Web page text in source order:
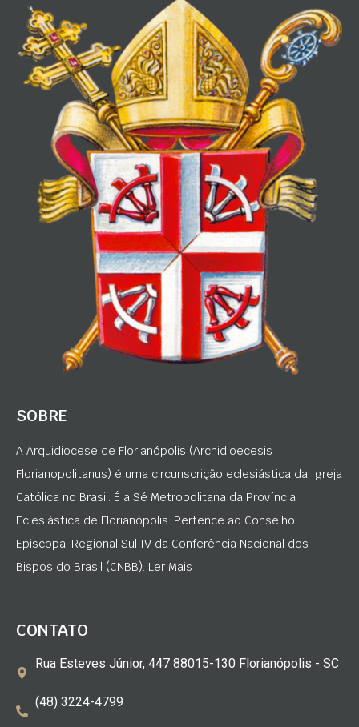
SOBRE
A Arquidiocese de Florianópolis (Archidioecesis
Florianopolitanus) é uma circunscrição eclesiástica da Igreja
Católica no Brasil. É a Sé Metropolitana da Província
Eclesiástica de Florianópolis. Pertence ao Conselho
Episcopal Regional Sul IV da Conferência Nacional dos
Bispos do Brasil (CNBB). Ler Mais
CONTATO
Rua Esteves Júnior, 447 88015-130 Florianópolis - SC
(48) 3224-4799